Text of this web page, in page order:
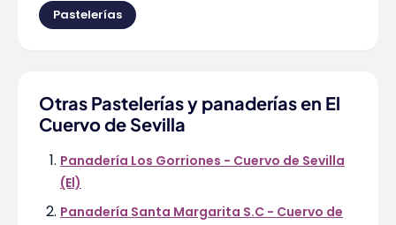
Pastelerías
Otras Pastelerías y panaderías en El
Cuervo de Sevilla
Panadería Los Gorriones - Cuervo de Sevilla
(El)
Panadería Santa Margarita S.C - Cuervo de